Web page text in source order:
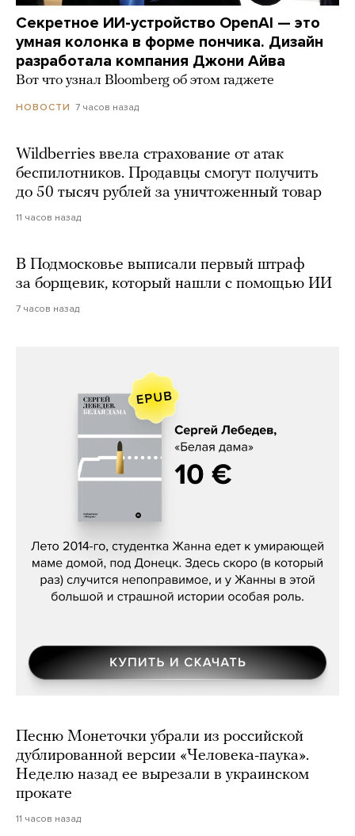
Секретное ИИ-устройство OpenAI — это
умная колонка в форме пончика. Дизайн
разработала компания Джони Айва
Вот что узнал Bloomberg об этом гаджете
НОВОСТИ 7 часов назад
Wildberries ввела страхование от атак
беспилотников. Продавцы смогут получить
до 50 тысяч рублей за уничтоженный товар
11 часов назад
В Подмосковье выписали первый штраф
за борщевик, который нашли с помощью ИИ
7 часов назад
Сергей Лебедев, «Белая дама»
Песню Монеточки убрали из российской
дублированной версии «Человека-паука».
Неделю назад ее вырезали в украинском
прокате
11 часов назад